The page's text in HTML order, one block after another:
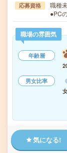
応募資格
職種
●PC
職場の雰囲気
年齢層
男女比率
気になる!